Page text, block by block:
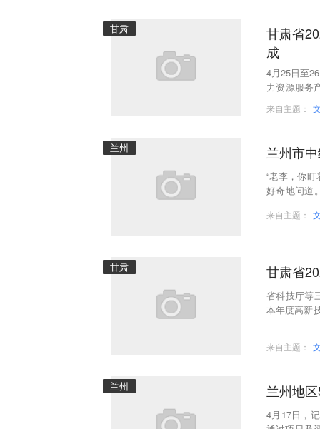
甘肃
甘肃省
成
4月25日至
力资源服务
来自主题：
兰州 兰州市
“老李，你
好奇地问道
来自主题：
甘肃 甘肃省
省科技厅等
本年度高新
来自主题：
兰州 兰州地
4月17日，